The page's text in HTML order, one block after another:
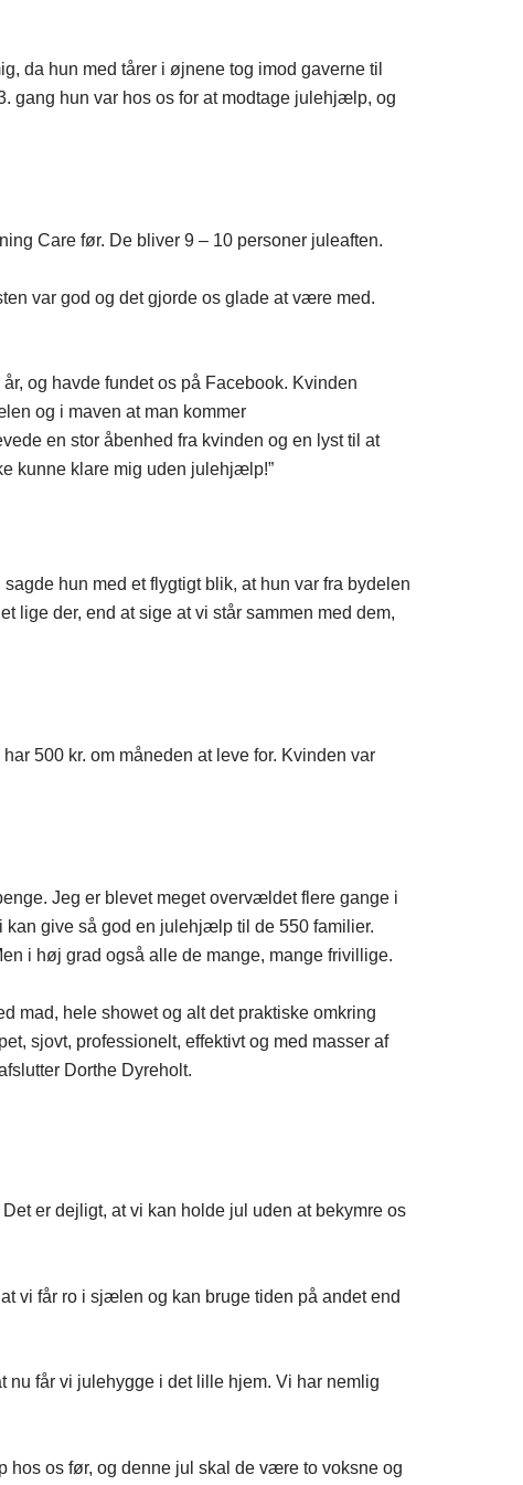
da hun med tårer i øjnene tog imod gaverne til
gang hun var hos os for at modtage julehjælp, og
Care før. De bliver 9 – 10 personer juleaften.
var god og det gjorde os glade at være med.
og havde fundet os på Facebook. Kvinden
og i maven at man kommer
en stor åbenhed fra kvinden og en lyst til at
kunne klare mig uden julehjælp!”
hun med et flygtigt blik, at hun var fra bydelen
lige der, end at sige at vi står sammen med dem,
500 kr. om måneden at leve for. Kvinden var
Jeg er blevet meget overvældet flere gange i
kan give så god en julehjælp til de 550 familier.
i høj grad også alle de mange, mange frivillige.
mad, hele showet og alt det praktiske omkring
sjovt, professionelt, effektivt og med masser af
Dorthe Dyreholt.
er dejligt, at vi kan holde jul uden at bekymre os
vi får ro i sjælen og kan bruge tiden på andet end
nu får vi julehygge i det lille hjem. Vi har nemlig
os før, og denne jul skal de være to voksne og